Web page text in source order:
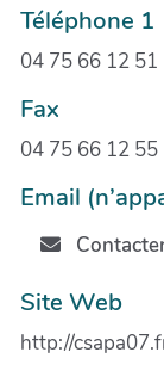
Téléphone 1
04 75 66 12 51
Fax
04 75 66 12 55
Email
Site Web
http://